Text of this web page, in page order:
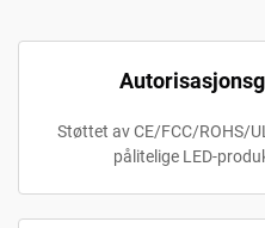
Støttet av CE/FCC/ROHS/
pålitelige LED-